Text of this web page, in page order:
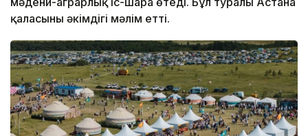
қаласының әкімдігі мәлім етті.